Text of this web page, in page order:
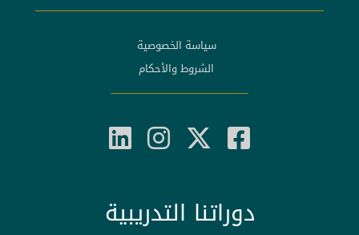
سياسة الخصوصية
الشروط والأحكام
دوراتنا التدريبية